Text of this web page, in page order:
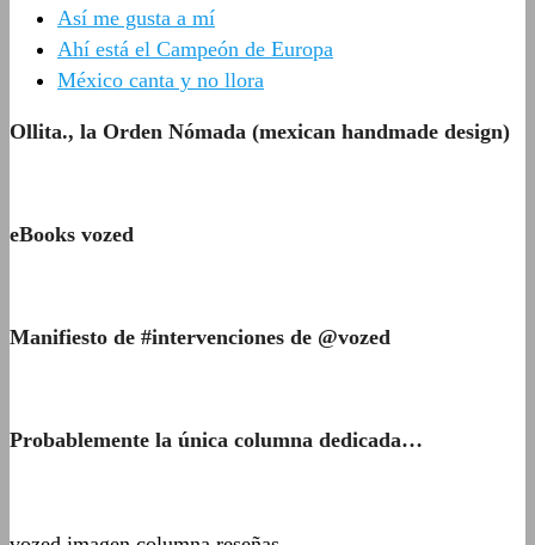
Así me gusta a mí
Ahí está el Campeón de Europa
México canta y no llora
Ollita., la Orden Nómada (mexican handmade design)
eBooks vozed
Manifiesto de #intervenciones de @vozed
Probablemente la única columna dedicada…